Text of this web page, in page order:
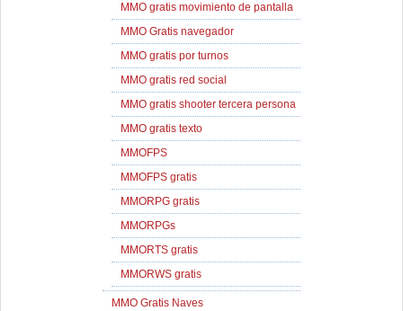
MMO gratis movimiento de pantalla
MMO Gratis navegador
MMO gratis por turnos
MMO gratis red social
MMO gratis shooter tercera persona
MMO gratis texto
MMOFPS
MMOFPS gratis
MMORPG gratis
MMORPGs
MMORTS gratis
MMORWS gratis
MMO Gratis Naves